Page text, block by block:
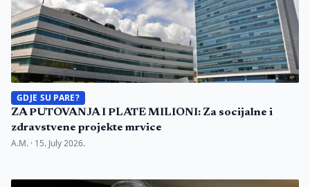
GDJE SU PARE?
ZA PUTOVANJA I PLATE MILIONI: Za socijalne i
zdravstvene projekte mrvice
A.M. · 15. July 2026.